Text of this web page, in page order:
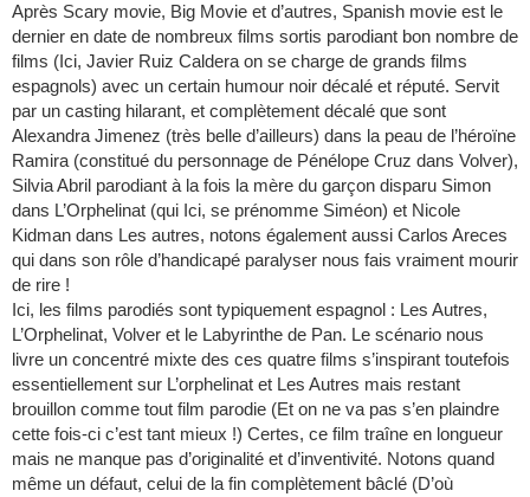
Après Scary movie, Big Movie et d’autres, Spanish movie est le
dernier en date de nombreux films sortis parodiant bon nombre de
films (Ici, Javier Ruiz Caldera on se charge de grands films
espagnols) avec un certain humour noir décalé et réputé. Servit
par un casting hilarant, et complètement décalé que sont
Alexandra Jimenez (très belle d’ailleurs) dans la peau de l’héroïne
Ramira (constitué du personnage de Pénélope Cruz dans Volver),
Silvia Abril parodiant à la fois la mère du garçon disparu Simon
dans L’Orphelinat (qui Ici, se prénomme Siméon) et Nicole
Kidman dans Les autres, notons également aussi Carlos Areces
qui dans son rôle d’handicapé paralyser nous fais vraiment mourir
de rire !
Ici, les films parodiés sont typiquement espagnol : Les Autres,
L’Orphelinat, Volver et le Labyrinthe de Pan. Le scénario nous
livre un concentré mixte des ces quatre films s’inspirant toutefois
essentiellement sur L’orphelinat et Les Autres mais restant
brouillon comme tout film parodie (Et on ne va pas s’en plaindre
cette fois-ci c’est tant mieux !) Certes, ce film traîne en longueur
mais ne manque pas d’originalité et d’inventivité. Notons quand
même un défaut, celui de la fin complètement bâclé (D’où